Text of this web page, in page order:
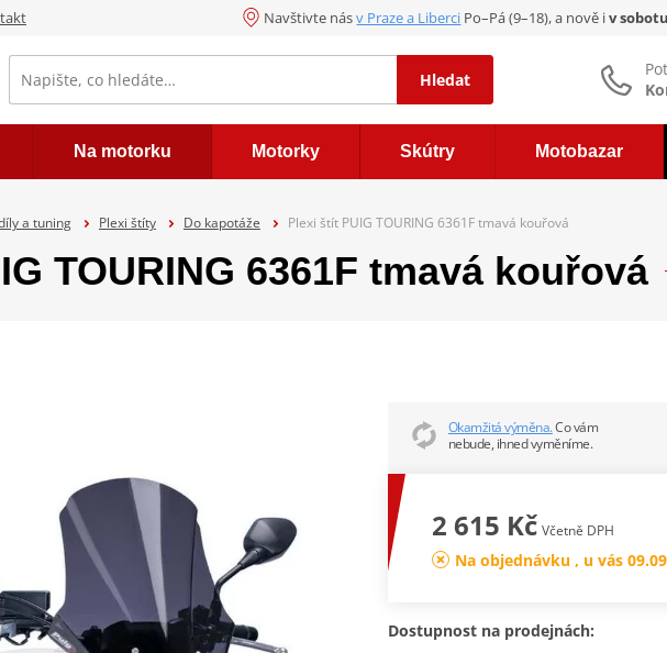
Navštivte násv Praze a Liberci Po–Pá (9–18), a nově iv sobotu
Hledat
Na motorku Motorky Skútry Motobazar
a tuning Plexi štíty Do kapotáže Plexi štít PUIG TOURING 6361F tmavá kouřová
TOURING 6361F tmavá kouřová
Okamžitá výměna.Co vám
nebude, ihned vyměníme.
2 615 Kč Včetně DPH
Na objednávku , u vás
Dostupnost na prodejnách: